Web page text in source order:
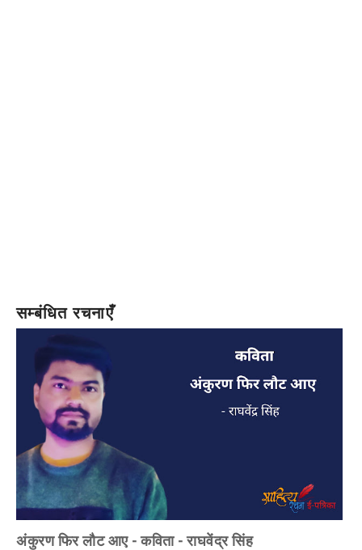
सम्बंधित रचनाएँ
अंकुरण फिर लौट आए - कविता - राघवेंद्र सिंह